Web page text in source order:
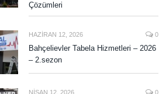
Çözümleri
HAZIRAN 12, 2026 0
Bahçelievler Tabela Hizmetleri – 2026
– 2.sezon
NISAN 12, 2026 0